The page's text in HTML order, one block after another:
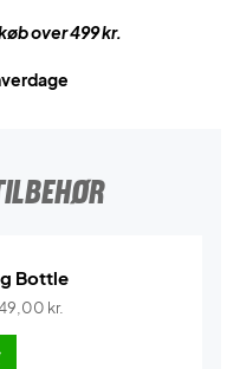
over 499 kr.
Bottle
kr.